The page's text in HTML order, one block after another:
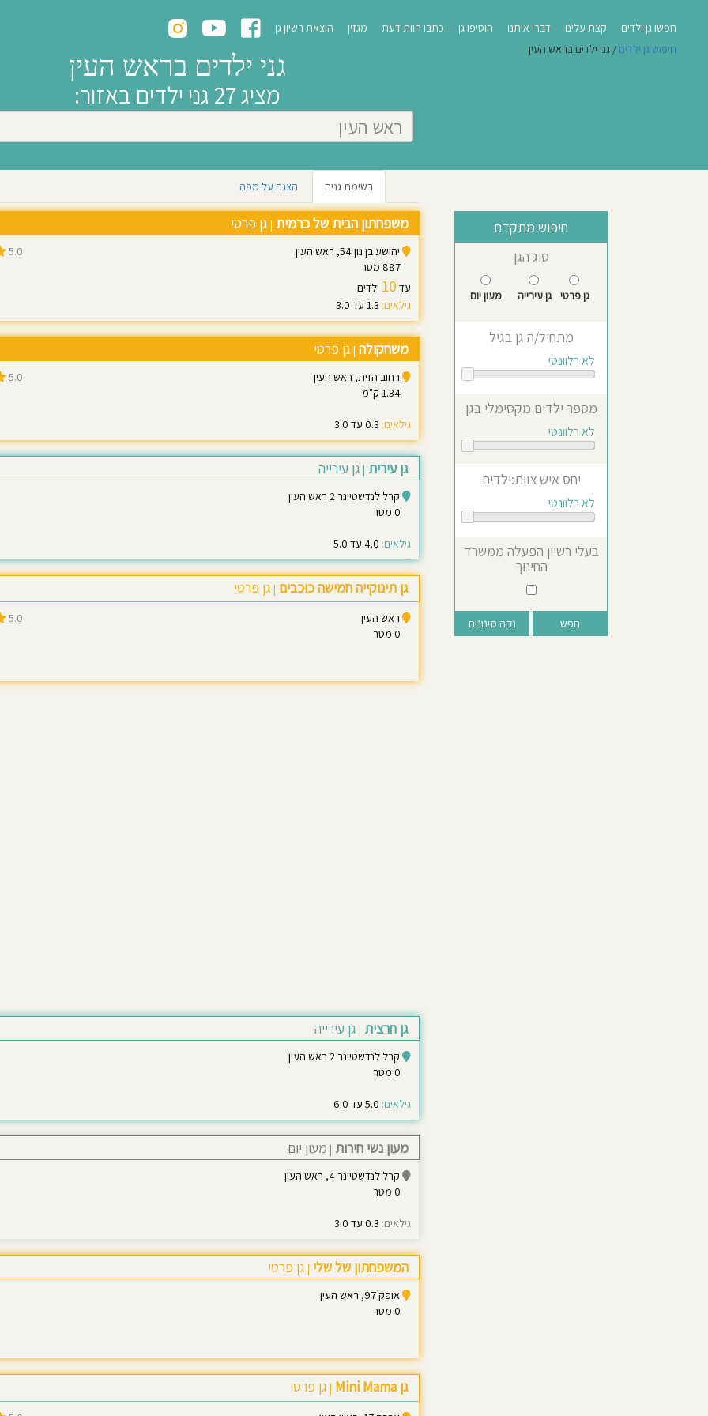
חפשו גן ילדים קצת עלינו דברו איתנו הוסיפו גן כתבו חוות דעת מגזין הוצאת רשיון גן
גני ילדים בראש העין
מציג 27 גני ילדים באזור:
חיפוש גן ילדים / גני ילדים בראש העין
רשימת גנים הצגה על מפה
משפחתון הבית של כרמית | גן פרטי
5.0
יהושע בן נון 54, ראש העין
887 מטר
עד 10 ילדים
גילאים: 1.3 עד 3.0
משחקולה | גן פרטי
5.0
רחוב הזית, ראש העין
1.34 ק"מ
גילאים: 0.3 עד 3.0
גן עירית | גן עירייה
קרל לנדשטיינר 2 ראש העין
0 מטר
גילאים: 4.0 עד 5.0
גן תינוקייה חמישה כוכבים | גן פרטי
5.0
ראש העין
0 מטר
גן חרצית | גן עירייה
קרל לנדשטיינר 2 ראש העין
0 מטר
גילאים: 5.0 עד 6.0
מעון נשי חירות | מעון יום
קרל לנדשטיינר 4, ראש העין
0 מטר
גילאים: 0.3 עד 3.0
המשפחתון של שלי | גן פרטי
אופק 97, ראש העין
0 מטר
גן Mini Mama | גן פרטי
חיפוש מתקדם
סוג הגן
גן פרטי גן עירייה מעון יום
מתחיל/ה גן בגיל
לא רלוונטי
מספר ילדים מקסימלי בגן
לא רלוונטי
יחס איש צוות:ילדים
לא רלוונטי
בעלי רשיון הפעלה ממשרד
החינוך
נקה סינונים